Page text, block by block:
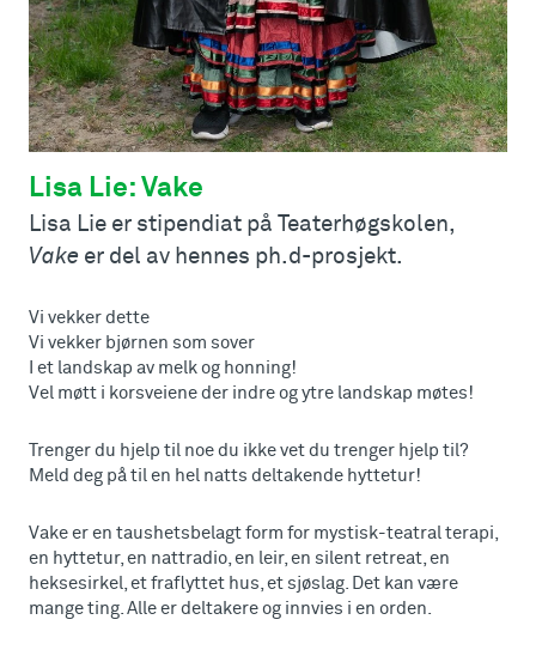
Lisa Lie: Vake
Lisa Lie er stipendiat på Teaterhøgskolen,
Vake er del av hennes ph.d-prosjekt.
Vi vekker dette
Vi vekker bjørnen som sover
I et landskap av melk og honning!
Vel møtt i korsveiene der indre og ytre landskap møtes!
Trenger du hjelp til noe du ikke vet du trenger hjelp til?
Meld deg på til en hel natts deltakende hyttetur!
Vake er en taushetsbelagt form for mystisk-teatral terapi,
en hyttetur, en nattradio, en leir, en silent retreat, en
heksesirkel, et fraflyttet hus, et sjøslag. Det kan være
mange ting. Alle er deltakere og innvies i en orden.